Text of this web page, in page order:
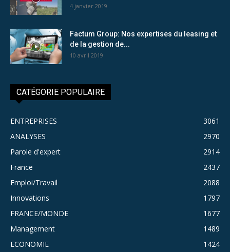
4 janvier 2019
Factum Group: Nos expertises du leasing et
de la gestion de...
10 avril 2019
CATÉGORIE POPULAIRE
ENTREPRISES
3061
ANALYSES
2970
Parole d'expert
2914
France
2437
Emploi/Travail
2088
Innovations
1797
FRANCE/MONDE
1677
Management
1489
ECONOMIE
1424